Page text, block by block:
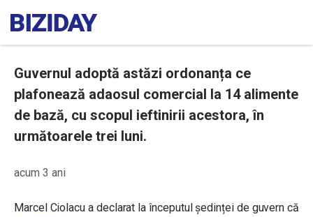
Guvernul adoptă astăzi ordonanța ce
plafonează adaosul comercial la 14 alimente
de bază, cu scopul ieftinirii acestora, în
următoarele trei luni.
acum 3 ani
Marcel Ciolacu a declarat la începutul ședinței de guvern că